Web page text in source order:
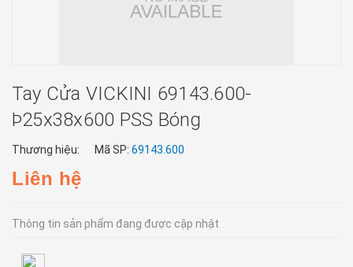
Tay Cửa VICKINI 69143.600-
Þ25x38x600 PSS Bóng
Thương hiệu: Mã SP: 69143.600
Liên hệ
Thông tin sản phẩm đang được cập nhật